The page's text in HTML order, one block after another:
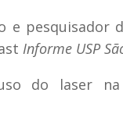
e pesquisador
Informe USP
do laser